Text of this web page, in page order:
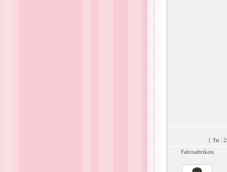
[ วัน :
Fahrradtrikots